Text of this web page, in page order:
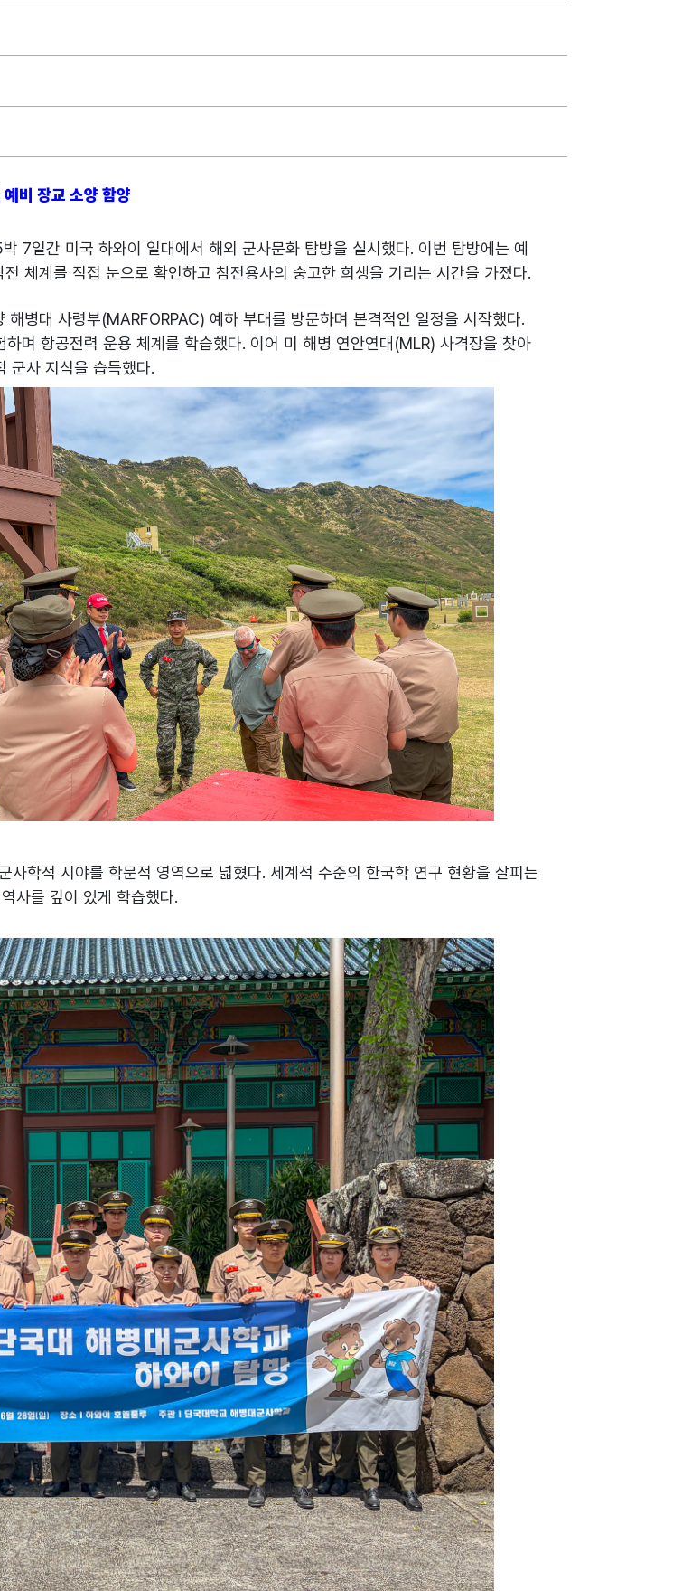
비 장교 소양 함양
7일간 미국 하와이 일대에서 해외 군사문화 탐방을 실시했다. 이번 탐방에는 예
체계를 직접 눈으로 확인하고 참전용사의 숭고한 희생을 기리는 시간을 가졌다.
병대 사령부(MARFORPAC) 예하 부대를 방문하며 본격적인 일정을 시작했다.
며 항공전력 운용 체계를 학습했다. 이어 미 해병 연안연대(MLR) 사격장을 찾아
군사 지식을 습득했다.
학적 시야를 학문적 영역으로 넓혔다. 세계적 수준의 한국학 연구 현황을 살피는
사를 깊이 있게 학습했다.